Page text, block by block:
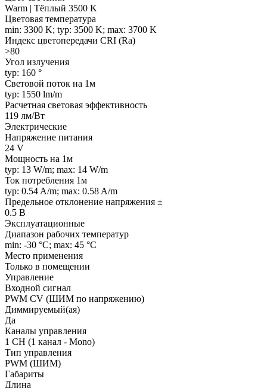
Warm | Тёплый 3500 K
Цветовая температура
min: 3300 K; typ: 3500 K; max: 3700 K
Индекс цветопередачи CRI (Ra)
>80
Угол излучения
typ: 160 °
Световой поток на 1м
typ: 1550 lm/m
Расчетная световая эффективность
119 лм/Вт
Электрические
Напряжение питания
24 V
Мощность на 1м
typ: 13 W/m; max: 14 W/m
Ток потребления 1м
typ: 0.54 A/m; max: 0.58 A/m
Предельное отклонение напряжения ±
0.5 В
Эксплуатационные
Диапазон рабочих температур
min: -30 °C; max: 45 °C
Место применения
Только в помещении
Управление
Входной сигнал
PWM СV (ШИМ по напряжению)
Диммируемый(ая)
Да
Каналы управления
1 CH (1 канал - Mono)
Тип управления
PWM (ШИМ)
Габариты
Длина